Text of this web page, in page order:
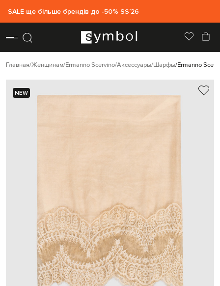
SALE ще більше брендів до -50% SS`26
Главная Женщинам Ermanno Scervino Аксессуары Шарфы Ermanno
NEW